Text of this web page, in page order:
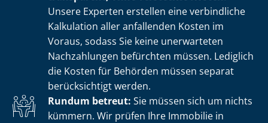
Unsere Experten erstellen eine verbindliche
Kalkulation aller anfallenden Kosten im
Voraus, sodass Sie keine unerwarteten
Nachzahlungen befürchten müssen. Lediglich
die Kosten für Behörden müssen separat
berücksichtigt werden.
Rundum betreut: Sie müssen sich um nichts
kümmern. Wir prüfen Ihre Immobilie in